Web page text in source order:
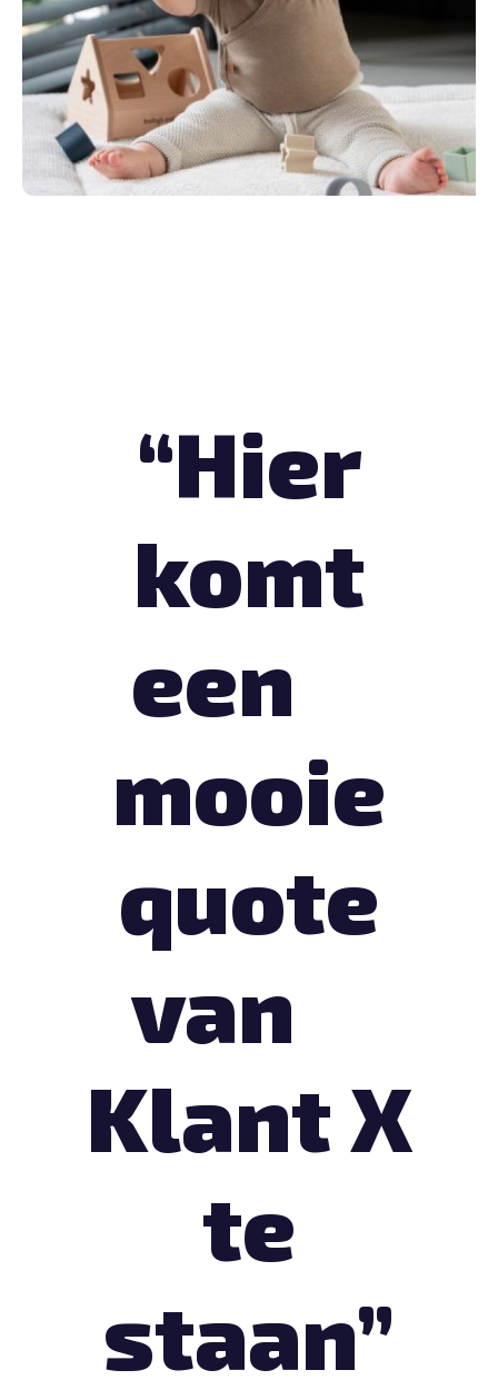
“Hier
komt
een
mooie
quote
van
Klant X
te
staan”